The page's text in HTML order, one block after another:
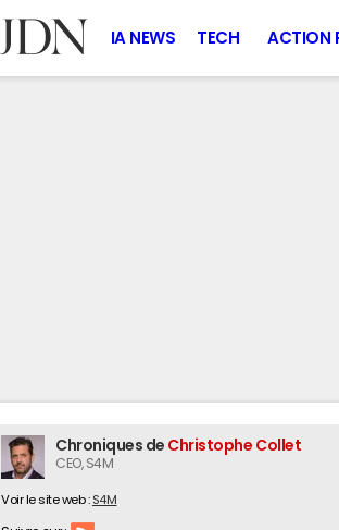
IA NEWS TECH ACTION
Chroniques de Christophe Collet
CEO, S4M
Voir le site web : S4M